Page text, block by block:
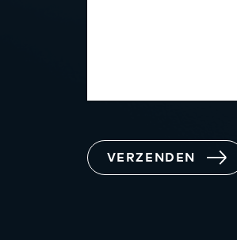
VERZENDEN